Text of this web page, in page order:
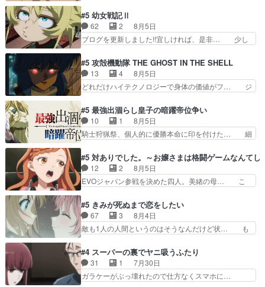
構エグいことするよな… ねぇ猫耳ガール、敵の根
城に乗り込む事を同… 世もや替えが利くと復活P
とは？！もう来週…
んじゃないですか。魔物の群を発見した… アマプ
ラにて視聴終わり！サーベルボア討伐… を言い訳
にしたくないものですねwボア狩り… 先生として
のベリルが好きだけど、今回みた… 4人だけでサ
ーベルボアが暴れてると聞い… ちょっと年齢の事
を言いすぎとゆーか言い訳… ベリルの母もやはり
只者じゃなかったかベリ…
#5 幼女戦記Ⅱ
62 2
8月5日
ブログを更新しました!!宜しければ、是非… 少し
ゥーアの唯一の手駒が強すぎる笑あお… 私にとっ
て完全にご褒美回ゼー様の葉巻シー… やはりター
ニャが後方指揮だと展開に迫力が… “貧乏籤百連
無料ガチャ”100連でも1回… 2期入ってから地味
ばならぬ」って言葉に… ゼートゥーア左遷によっ
て参謀本部の連携が… 緊張感ある戦闘描写とギャ
グ今週の『有能な…
#5 攻殻機動隊 THE GHOST IN THE SHELL
13 4
8月5日
どれだけハイテクノロジーで身体の価値がフ… ジ
コマだいぶ理性持ち始めた。この世界の… 原作読
んだのもう何年も前なのに、覚えてる… コイルの
汚職を突き止めるべくバトーの指導… やまとん1
号はどこの部分で使うのだろう？… 日本とロシア
primevideoで視聴しまし… 前回同様『イノセン
ス』を含む押井・神山版… 第５話「EPISODEラ
ストの母親の気持…
#5 最強出涸らし皇子の暗躍帝位争い
10 1
8月5日
騎士狩猟祭、個人的に優勝本命に印を付けた… 細
ナがチートすぎる笑アルは最初から自分… プラネ
ット・ウィズ展開アツいな「騎士狩猟… 麦茶どこ
ろかタイトル通り麦茶の出涸らしぐ… 第５話を
ABEMAで視聴しました。視聴に… 復讐に燃える
が“萌え”なのでこの娘が皇帝… ウサギ好きそうな
王女殿下がかわいい。幼馴… ついに始まった狩猟
祭。エルナの活躍で上位…
#5 対ありでした。～お嬢さまは格闘ゲームなんてし
12 2
8月5日
EVOジャパン参戦を決めた四人。美緒の母… こ
目は気品溢れてるのに中身は…美緒ママ… テー
マ：格ゲー大会に行くには？感想は、美… 大会を
前に格ゲー熱が高まる一方、百合の本… 東京で開
催される格ゲー大会に参加すること… Japanに向
めに東京へ!/でも観光よ… 旅の支度全部やってく
れる先輩、なんだかん… 第５話をｄアニメストア
で視聴しました。視…
#5 きみが死ぬまで恋をしたい
67 3
8月4日
敵も1人の人間というのはそうなんだけど状… も
を人間に戻して欲しいでも自分達が代わ… ご視聴
ありがとうございました見るたびに切… 誰かと思
ったらちゅー先輩か。しれっと相方… 第５話感
想：コ□した相手にも家族や…､戦… つらい回
#4 スーパーの裏でヤニ吸うふたり
31 1
7月30日
ガラケーがぶっ壊れたので仕方なくスマホに…